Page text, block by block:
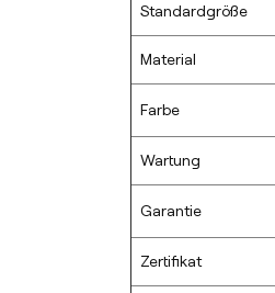
Standardgröße
Material
Farbe
Wartung
Garantie
Zertifikat